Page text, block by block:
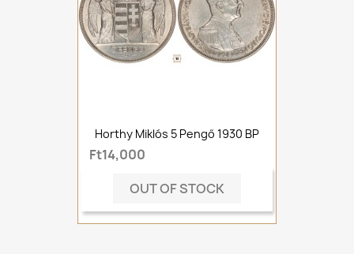
Horthy Miklós 5 Pengő 1930 BP
Ft14,000
OUT OF STOCK